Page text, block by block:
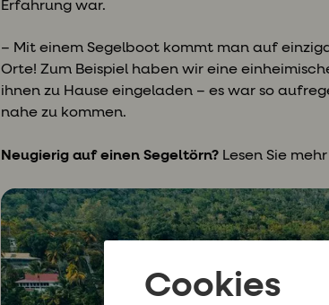
Cookies
Erfahrung war.
– Mit einem Segelboot kommt man auf
Orte! Zum Beispiel haben wir eine
ihnen zu Hause eingeladen – es war so
nahe zu kommen.
Neugierig auf einen Segeltörn? Lesen Sie